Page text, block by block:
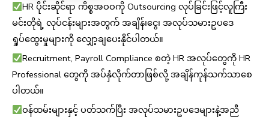
HR ပိုင်းဆိုင်ရာ ကိစ္စအဝဝကို Outsourcing လုပ်ခြင်းဖြင့်လူကြီး
မင်းတိုရဲ့ လုပ်ငန်းများအတွက် အချိန်၊ငွေ၊ အလုပ်သမားဥပဒေ
ရှုပ်ထွေးမှုများကို လျှော့ချပေးနိုင်ပါတယ်။
Recruitment, Payroll Compliance စတဲ့ HR အလုပ်တွေကို HR
Professional တွေကို အပ်နှံလိုက်တာဖြစ်လို့ အချိန်ကုန်သက်သာစေ
ပါတယ်။
ဝန်ထမ်းများနှင့် ပတ်သက်ပြီး အလုပ်သမားဥပဒေများနဲ့အညီ